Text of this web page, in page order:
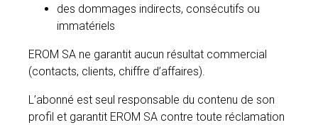
des dommages indirects, consécutifs ou
immatériels
EROM SA ne garantit aucun résultat commercial
(contacts, clients, chiffre d’affaires).
L’abonné est seul responsable du contenu de son
profil et garantit EROM SA contre toute réclamation